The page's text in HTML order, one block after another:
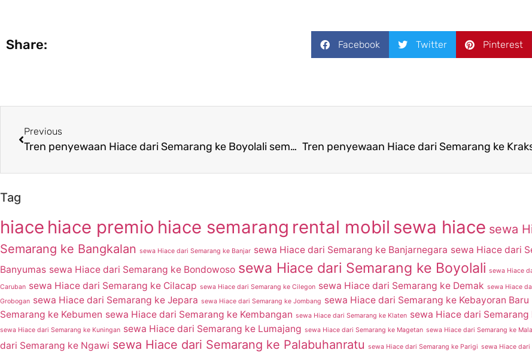
Share: Facebook Twitter Pinterest
Previous
Tren penyewaan Hiace dari Semarang ke Boyolali semakin meningkat
Tag
hiace hiace premio hiace semarang rental mobil sewa hiace sewa
Semarang ke Bangkalan sewa Hiace dari Semarang ke Banjar sewa Hiace dari Semarang ke Banjarnegara sewa Hiace dari
Banyumas sewa Hiace dari Semarang ke Bondowoso sewa Hiace dari Semarang ke Boyolali sewa Hiace
Caruban sewa Hiace dari Semarang ke Cilacap sewa Hiace dari Semarang ke Cilegon sewa Hiace dari Semarang ke Demak sewa Hiace
Grobogan sewa Hiace dari Semarang ke Jepara sewa Hiace dari Semarang ke Jombang sewa Hiace dari Semarang ke Kebayoran Baru
Semarang ke Kebumen sewa Hiace dari Semarang ke Kembangan sewa Hiace dari Semarang ke Klaten sewa Hiace dari Semarang
sewa Hiace dari Semarang ke Kuningan sewa Hiace dari Semarang ke Lumajang sewa Hiace dari Semarang ke Magetan sewa Hiace dari Semarang ke
dari Semarang ke Ngawi sewa Hiace dari Semarang ke Palabuhanratu sewa Hiace dari Semarang ke Parigi sewa Hiace dari